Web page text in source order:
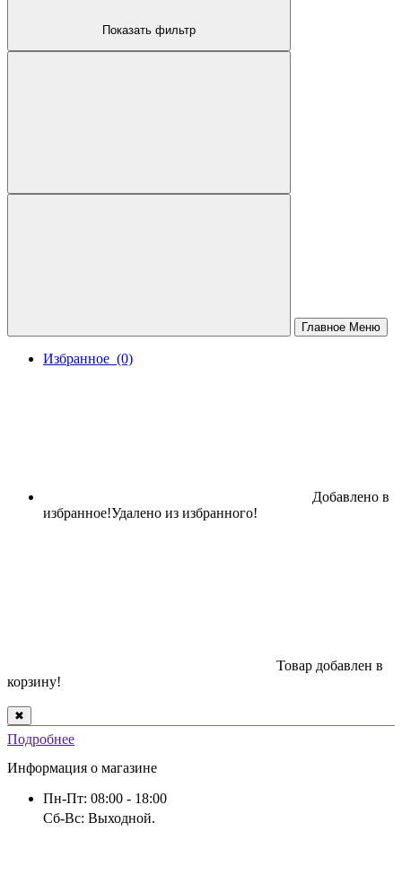
СТОЛОВОЕ ОБОРУДОВАНИЕ
Показать фильтр
Главное Меню
Избранное (0)
Добавлено в
избранное!Удалено из избранного!
Товар добавлен в
корзину!
✖
Подробнее
Информация о магазине
Пн-Пт: 08:00 - 18:00
Сб-Вс: Выходной.